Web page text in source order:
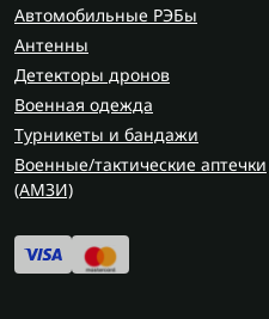
Автомобильные РЭБы
Антенны
Детекторы дронов
Военная одежда
Турникеты и бандажи
Военные/тактические аптечки
(AMЗИ)